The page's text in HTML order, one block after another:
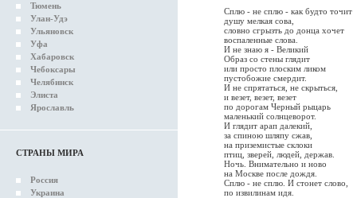
Тюмень
Улан-Удэ
Ульяновск
Уфа
Хабаровск
Чебоксары
Челябинск
Элиста
Ярославль
СТРАНЫ МИРА
Россия
Украина
Сплю - не сплю - как будто точит
душу мелкая сова,
словно сгрызть до донца хочет
воспаленные слова.
И не знаю я - Великий
Образ со стены глядит
или просто плоским ликом
пустобожие смердит.
И не спрятаться, не скрыться,
и везет, везет, везет
по дорогам Черный рыцарь
маленький солнцеворот.
И глядит арап далекий,
за спиною шляпу сжав,
на приземистые склоки
птиц, зверей, людей, держав.
Ночь. Внимательно и ново
на Москве после дождя.
Сплю - не сплю. И стонет слово,
по извилинам идя.